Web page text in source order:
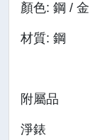
顏色: 鋼 / 金
材質: 鋼
附屬品
淨錶